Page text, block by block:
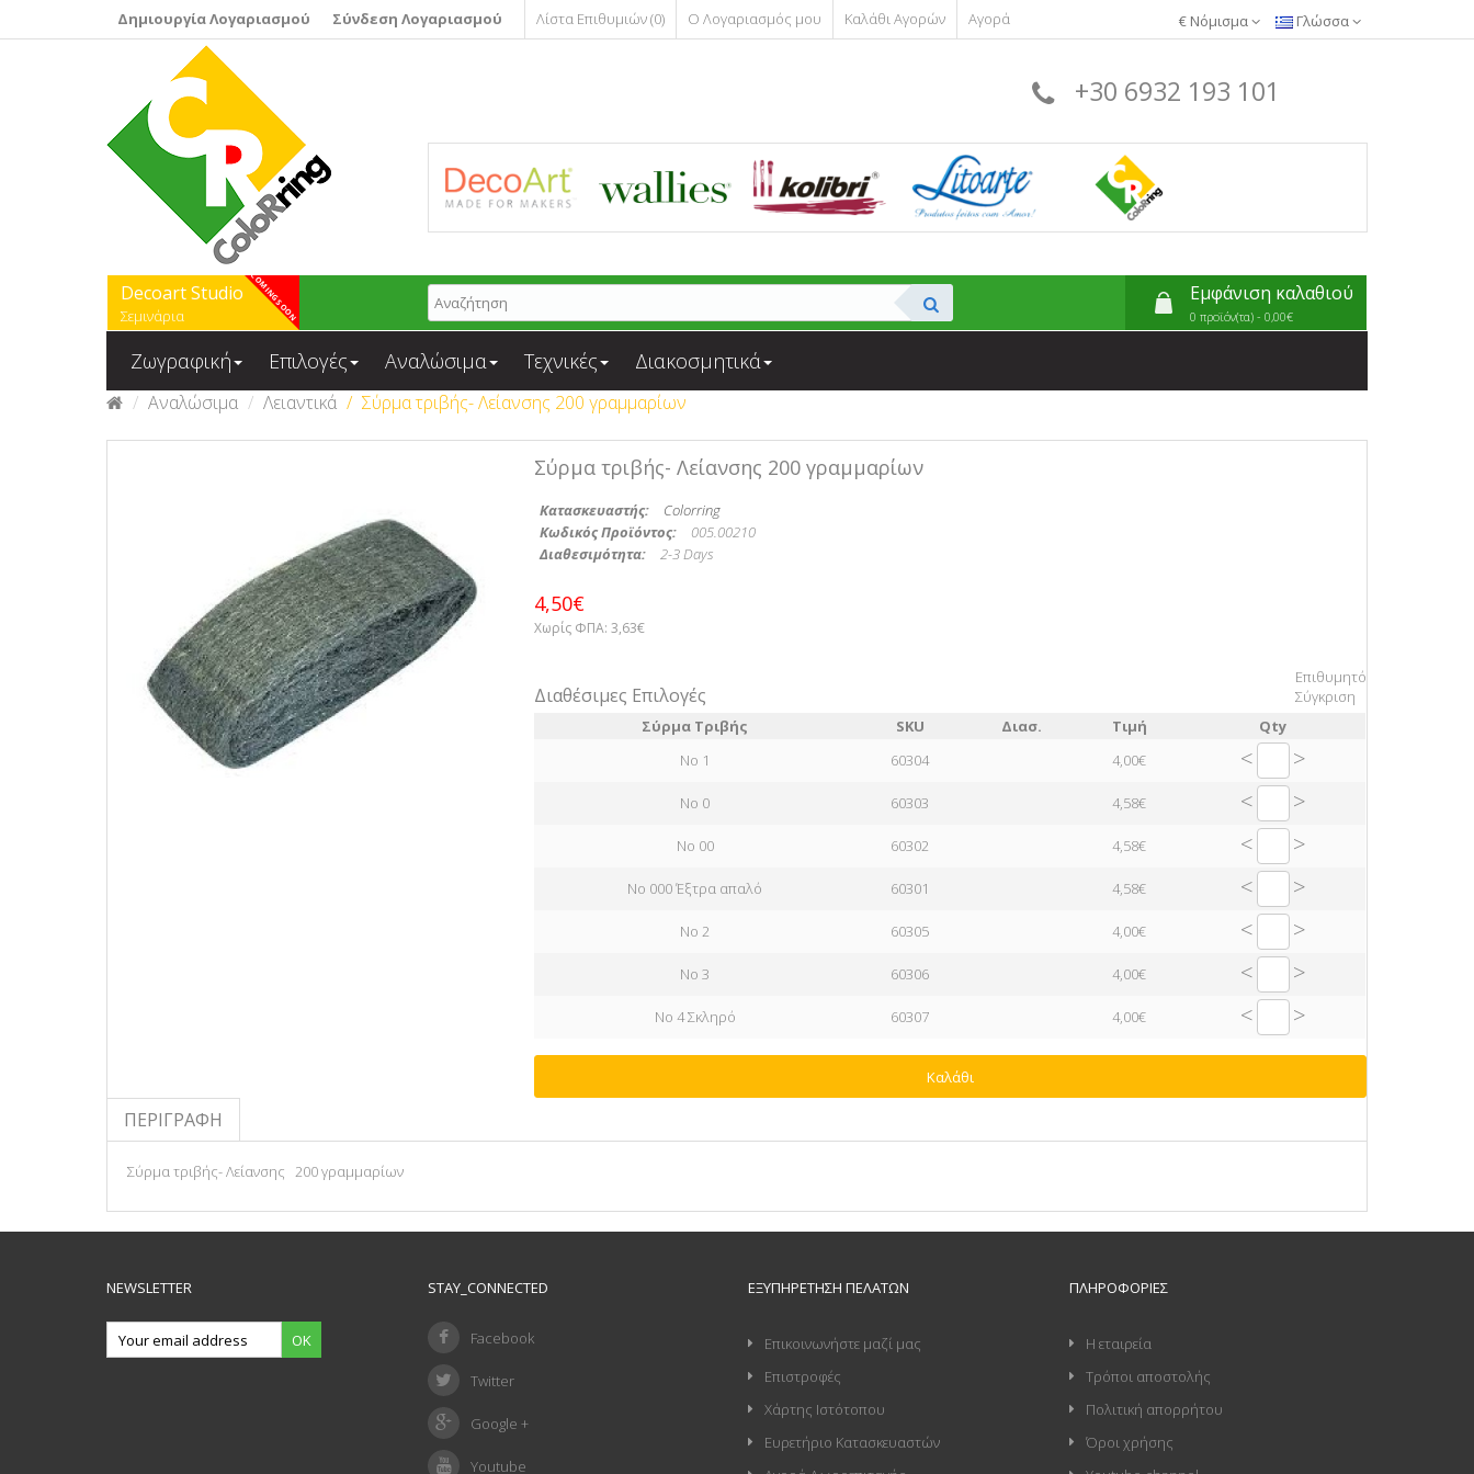
Δημιουργία Λογαριασμού Σύνδεση Λογαριασμού Λίστα Επιθυμιών (0) Ο Λογαριασμός μου Καλάθι Αγορών Αγορά Γλώσσα
€ Νόμισμα
+30 6932 193 101
Decoart Studio
Σεμινάρια
Εμφάνιση καλαθιού
0 προϊόν(τα) - 0,00€
Ζωγραφική Επιλογές Αναλώσιμα Τεχνικές Διακοσμητικά
Αναλώσιμα Λειαντικά Σύρμα τριβής- Λείανσης 200 γραμμαρίων
Σύρμα τριβής- Λείανσης 200 γραμμαρίων
Κατασκευαστής:
Colorring
Κωδικός Προϊόντος:
005.00210
Διαθεσιμότητα:
2-3 Days
4,50€
Χωρίς ΦΠΑ:3,63€
Επιθυμητό
Σύγκριση
Διαθέσιμες Επιλογές
Σύρμα Τριβής SKU Διασ. Τιμή
Qty
No 1
60304 4,00€ < >
No 0 60303 4,58€ < >
No 00 60302 4,58€ < >
No 000 Έξτρα απαλό 60301 4,58€ < >
No 2 60305 4,00€ < >
No 3 60306 4,00€ < >
No 4 Σκληρό 60307 4,00€ < >
Καλάθι
ΠΕΡΙΓΡΑΦΉ
Σύρμα τριβής- Λείανσης 200 γραμμαρίων
NEWSLETTER
OK
STAY_CONNECTED
Facebook
Twitter
Google +
Youtube
ΕΞΥΠΗΡΈΤΗΣΗ ΠΕΛΑΤΏΝ
Επικοινωνήστε μαζί μας
Επιστροφές
Χάρτης Ιστότοπου
Ευρετήριο Κατασκευαστών
ΠΛΗΡΟΦΟΡΊΕΣ
Η εταιρεία
Τρόποι αποστολής
Πολιτική απορρήτου
Όροι χρήσης